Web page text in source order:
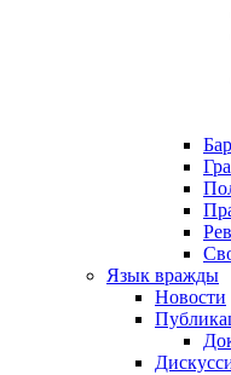
Язык вражды
Новости